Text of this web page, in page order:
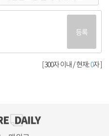
등록
[ 300자 이내 / 현재:0자 ]